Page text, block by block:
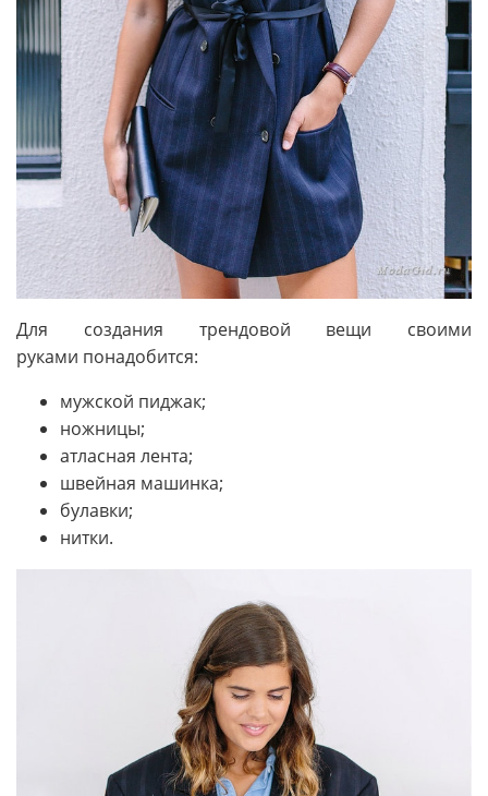
Для создания трендовой вещи своими
руками понадобится:
мужской пиджак;
ножницы;
атласная лента;
швейная машинка;
булавки;
нитки.